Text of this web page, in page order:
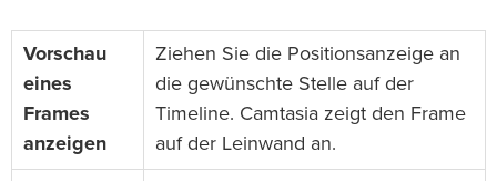
Vorschau
eines
Frames
anzeigen
Ziehen Sie die Positionsanzeige an
die gewünschte Stelle auf der
Timeline. Camtasia zeigt den Frame
auf der Leinwand an.